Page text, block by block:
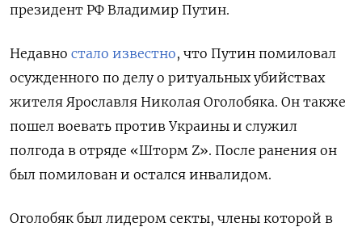
президент РФ Владимир Путин.
Недавно стало известно, что Путин помиловал
осужденного по делу о ритуальных убийствах
жителя Ярославля Николая Оголобяка. Он также
пошел воевать против Украины и служил
полгода в отряде «Шторм Z». После ранения он
был помилован и остался инвалидом.
Оголобяк был лидером секты, члены которой в